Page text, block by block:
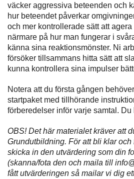
väcker aggressiva beteenden och
hur beteendet påverkar
och mer kontrollerade sätt att agera
närmare på hur man fungerar i
känna sina reaktionsmönster. Ni
försöker tillsammans hitta sätt att
kunna kontrollera sina impulser
Notera att du första gången
startpaket med tillhörande
förberedelser inför varje samtal. Du
OBS! Det här materialet kräver att
Grundutbildning. För att bli klar
skicka in den utvärdering som din
(skanna/fota den och maila till
fåttutvärderingen så mailar vi dig